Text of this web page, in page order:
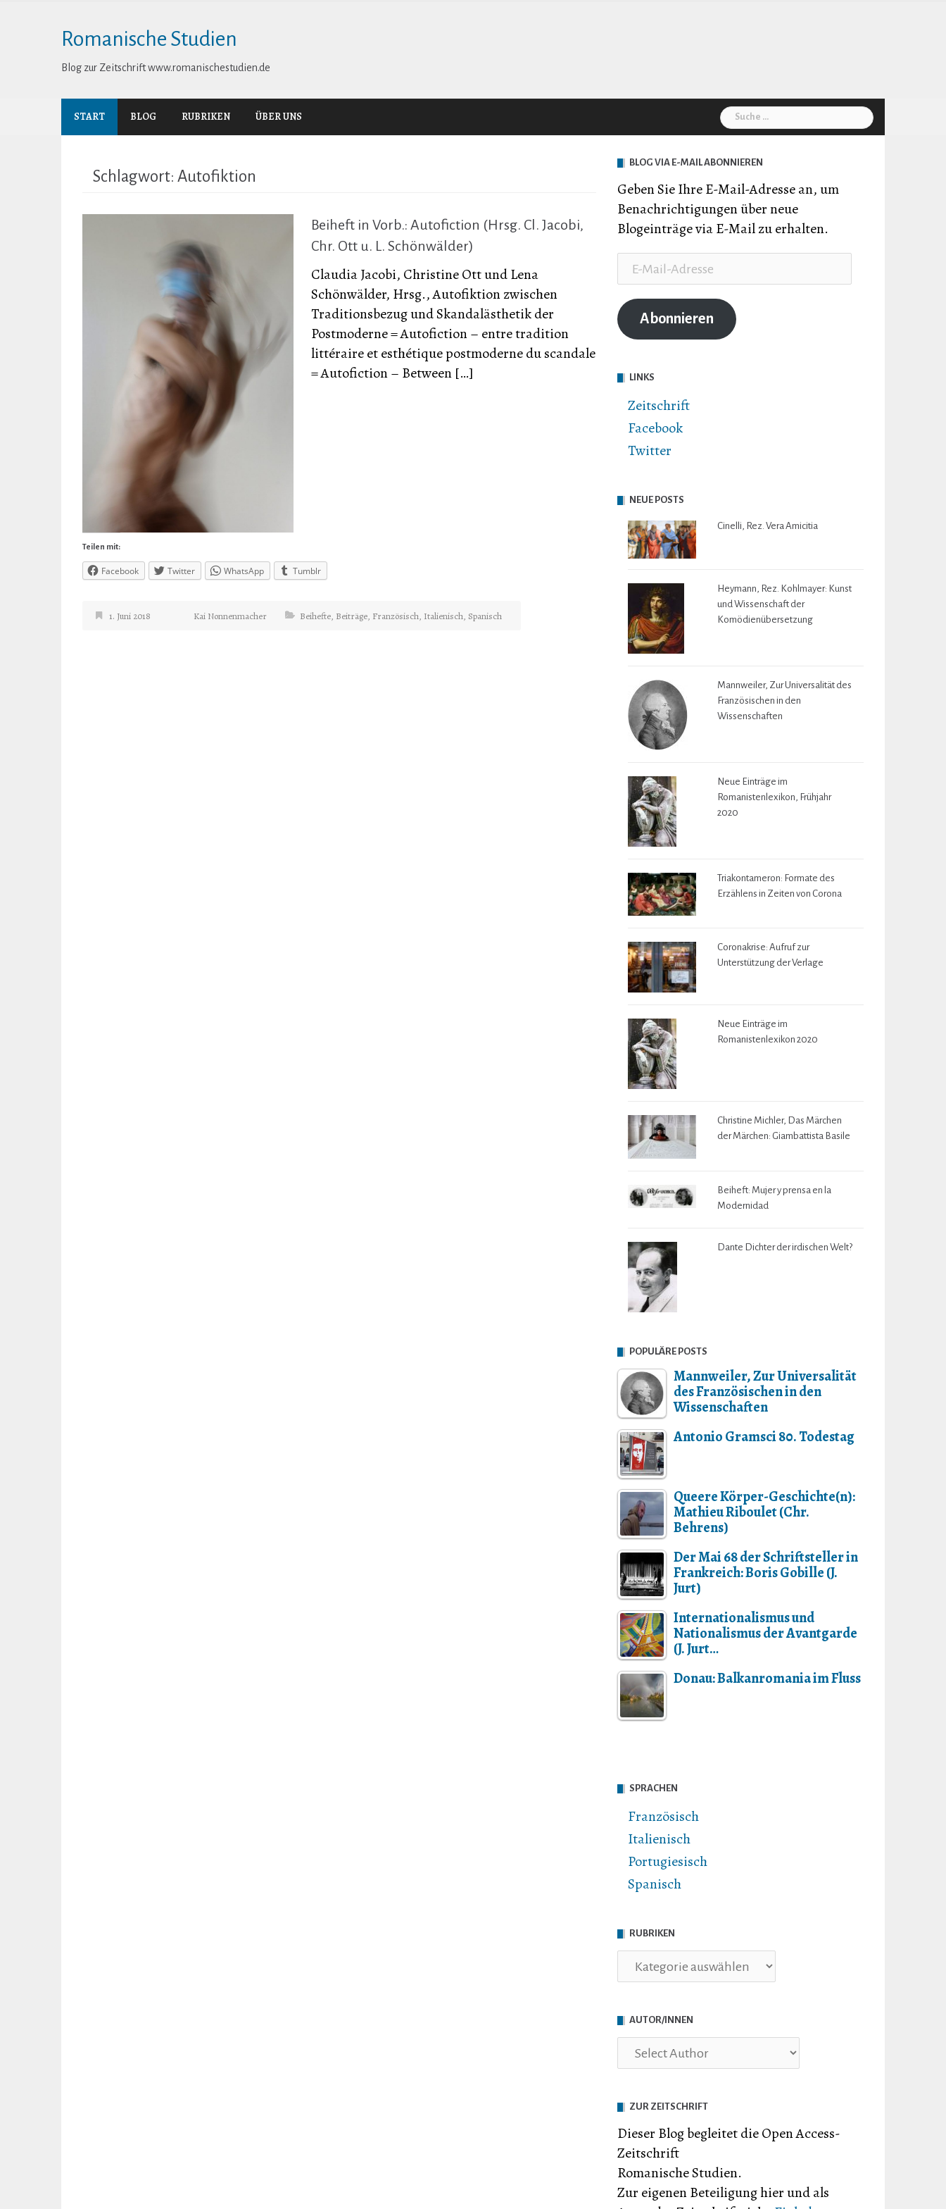
Romanische Studien
Blog zur Zeitschrift www.romanischestudien.de
START BLOG RUBRIKEN ÜBER UNS
Suche
nach:
Schlagwort: Autofiktion
Beiheft in Vorb.: Autofiction (Hrsg. Cl. Jacobi,
Chr. Ott u. L. Schönwälder)
Claudia Jacobi, Christine Ott und Lena
Schönwälder, Hrsg., Autofiktion zwischen
Traditionsbezug und Skandalästhetik der
Postmoderne = Autofiction – entre tradition
littéraire et esthétique postmoderne du scandale
= Autofiction – Between […]
Teilen mit:
Facebook Twitter WhatsApp Tumblr
1. Juni 2018 Kai Nonnenmacher Beihefte, Beiträge, Französisch, Italienisch, Spanisch
BLOG VIA E-MAIL ABONNIEREN
Geben Sie Ihre E-Mail-Adresse an, um
Benachrichtigungen über neue
Blogeinträge via E-Mail zu erhalten.
Mail-
Adresse
Abonnieren
LINKS
Zeitschrift
Facebook
Twitter
NEUE POSTS
Cinelli, Rez. Vera Amicitia
Heymann, Rez. Kohlmayer: Kunst
und Wissenschaft der
Komödienübersetzung
Mannweiler, Zur Universalität des
Französischen in den
Wissenschaften
Neue Einträge im
Romanistenlexikon, Frühjahr
2020
Triakontameron: Formate des
Erzählens in Zeiten von Corona
Coronakrise: Aufruf zur
Unterstützung der Verlage
Neue Einträge im
Romanistenlexikon 2020
Christine Michler, Das Märchen
der Märchen: Giambattista Basile
Beiheft: Mujer y prensa en la
Modernidad
Dante Dichter der irdischen Welt?
POPULÄRE POSTS
Mannweiler, Zur Universalität
des Französischen in den
Wissenschaften
Antonio Gramsci 80. Todestag
Queere Körper-Geschichte(n):
Mathieu Riboulet (Chr.
Behrens)
Der Mai 68 der Schriftsteller in
Frankreich: Boris Gobille (J.
Jurt)
Internationalismus und
Nationalismus der Avantgarde
(J. Jurt…
Donau: Balkanromania im Fluss
SPRACHEN
Französisch
Italienisch
Portugiesisch
Spanisch
RUBRIKEN
Rubriken
AUTOR/INNEN
ZUR ZEITSCHRIFT
Dieser Blog begleitet die Open Access-
Zeitschrift
Romanische Studien.
Zur eigenen Beteiligung hier und als